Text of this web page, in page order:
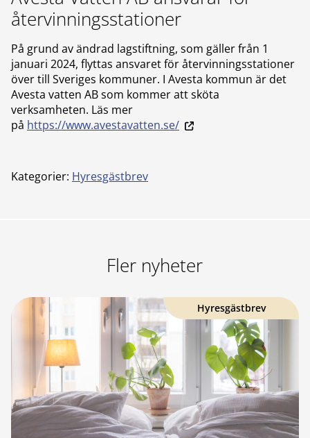
återvinningsstationer
På grund av ändrad lagstiftning, som gäller från 1
januari 2024, flyttas ansvaret för återvinningsstationer
över till Sveriges kommuner. I Avesta kommun är det
Avesta vatten AB som kommer att sköta
verksamheten. Läs mer
på https://www.avestavatten.se/
Kategorier: Hyresgästbrev
Fler nyheter
Hyresgästbrev